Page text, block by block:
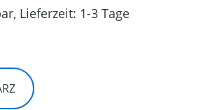
Lieferzeit: 1-3 Tage